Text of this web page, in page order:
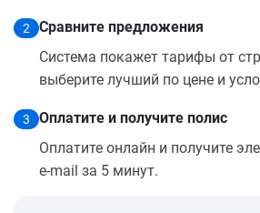
2
Сравните предложения
Система покажет тарифы от
выберите лучший по цене и
3
Оплатите и получите полис
Оплатите онлайн и получите
e-mail за 5 минут.